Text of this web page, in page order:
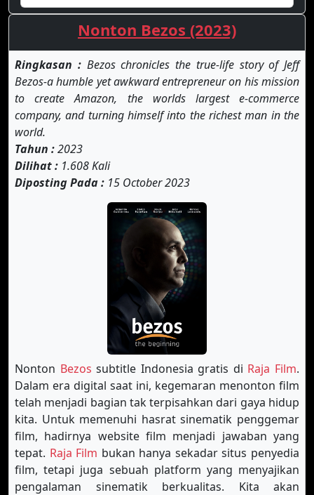
Nonton Bezos (2023)
Ringkasan :Bezos chronicles the true-life story of Jeff
Bezos-a humble yet awkward entrepreneur on his mission
to create Amazon, the worlds largest e-commerce
company, and turning himself into the richest man in the
world.
Tahun :2023
Dilihat : 1.608 Kali
Diposting Pada : 15 October 2023
Nonton Bezos subtitle Indonesia gratis di Raja Film.
Dalam era digital saat ini, kegemaran menonton film
telah menjadi bagian tak terpisahkan dari gaya hidup
kita. Untuk memenuhi hasrat sinematik penggemar
film, hadirnya website film menjadi jawaban yang
tepat. Raja Film bukan hanya sekadar situs penyedia
film, tetapi juga sebuah platform yang menyajikan
pengalaman sinematik berkualitas. Kita akan